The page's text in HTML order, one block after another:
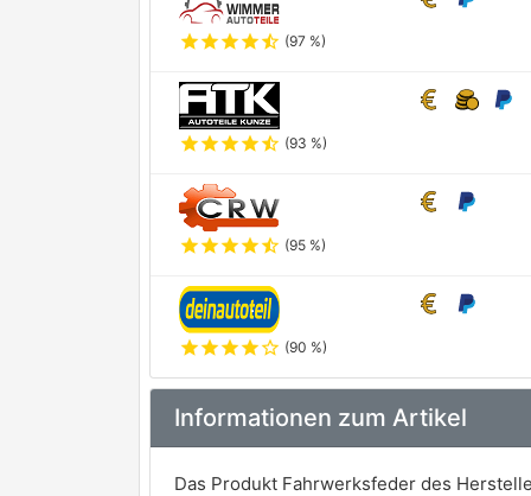
starstarstarstarstar_half (97 %)
starstarstarstarstar_half (93 %)
starstarstarstarstar_half (95 %)
starstarstarstarstar_outline (90 %)
Informationen zum Artikel
Das Produkt Fahrwerksfeder des